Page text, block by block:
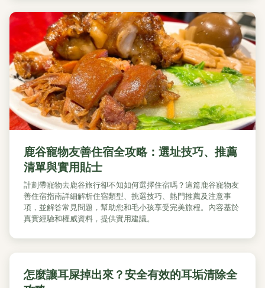
鹿谷寵物友善住宿全攻略：選址技巧、推薦
清單與實用貼士
計劃帶寵物去鹿谷旅行卻不知如何選擇住宿嗎？這篇鹿谷寵物友
善住宿指南詳細解析住宿類型、挑選技巧、熱門推薦及注意事
項，並解答常見問題，幫助您和毛小孩享受完美旅程。內容基於
真實經驗和權威資料，提供實用建議。
怎麼讓耳屎掉出來？安全有效的耳垢清除全